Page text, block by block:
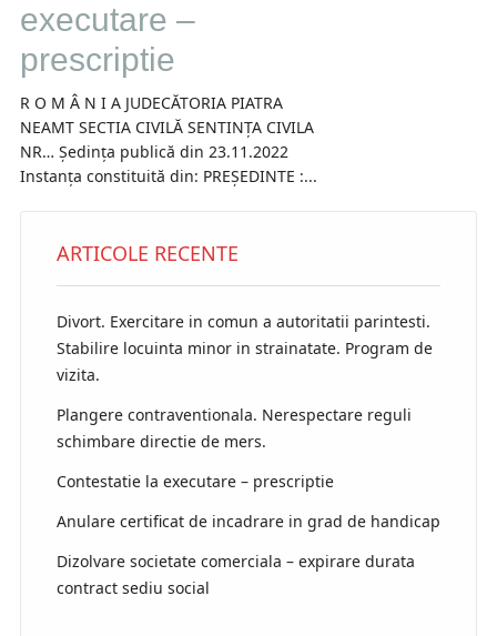
executare –
prescriptie
R O M Â N I A JUDECĂTORIA PIATRA
NEAMT SECTIA CIVILĂ SENTINȚA CIVILA
NR… Ședința publică din 23.11.2022
Instanța constituită din: PREȘEDINTE :...
ARTICOLE RECENTE
Divort. Exercitare in comun a autoritatii parintesti.
Stabilire locuinta minor in strainatate. Program de
vizita.
Plangere contraventionala. Nerespectare reguli
schimbare directie de mers.
Contestatie la executare – prescriptie
Anulare certificat de incadrare in grad de handicap
Dizolvare societate comerciala – expirare durata
contract sediu social